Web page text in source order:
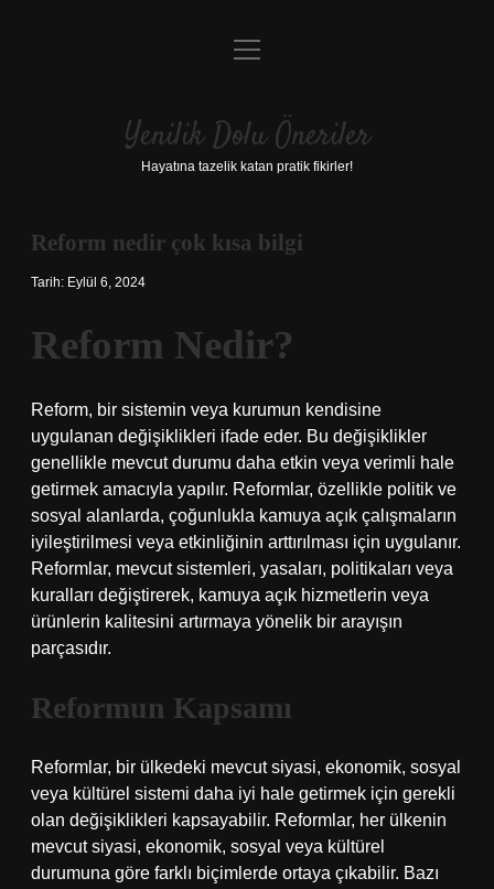
Anasayfa
Yasal Uyarı
menüyü
Yenilik Dolu Öneriler
Hayatına tazelik katan pratik fikirler!
Reform nedir çok kısa bilgi
Tarih: Eylül 6, 2024
Reform Nedir?
Reform, bir sistemin veya kurumun kendisine
uygulanan değişiklikleri ifade eder. Bu değişiklikler
genellikle mevcut durumu daha etkin veya verimli hale
getirmek amacıyla yapılır. Reformlar, özellikle politik ve
sosyal alanlarda, çoğunlukla kamuya açık çalışmaların
iyileştirilmesi veya etkinliğinin arttırılması için uygulanır.
Reformlar, mevcut sistemleri, yasaları, politikaları veya
kuralları değiştirerek, kamuya açık hizmetlerin veya
ürünlerin kalitesini artırmaya yönelik bir arayışın
parçasıdır.
Reformun Kapsamı
Reformlar, bir ülkedeki mevcut siyasi, ekonomik, sosyal
veya kültürel sistemi daha iyi hale getirmek için gerekli
olan değişiklikleri kapsayabilir. Reformlar, her ülkenin
mevcut siyasi, ekonomik, sosyal veya kültürel
durumuna göre farklı biçimlerde ortaya çıkabilir. Bazı